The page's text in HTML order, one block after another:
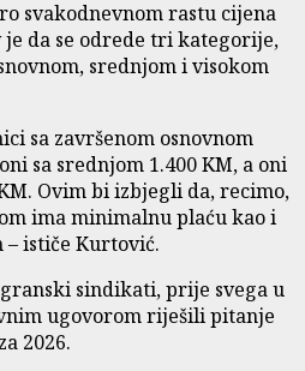
svakodnevnom rastu cijena
da se odrede tri kategorije,
srednjom i visokom
sa završenom osnovnom
sa srednjom 1.400 KM, a oni
Ovim bi izbjegli da, recimo,
ima minimalnu plaću kao i
– ističe Kurtović.
sindikati, prije svega u
ugovorom riješili pitanje
2026.